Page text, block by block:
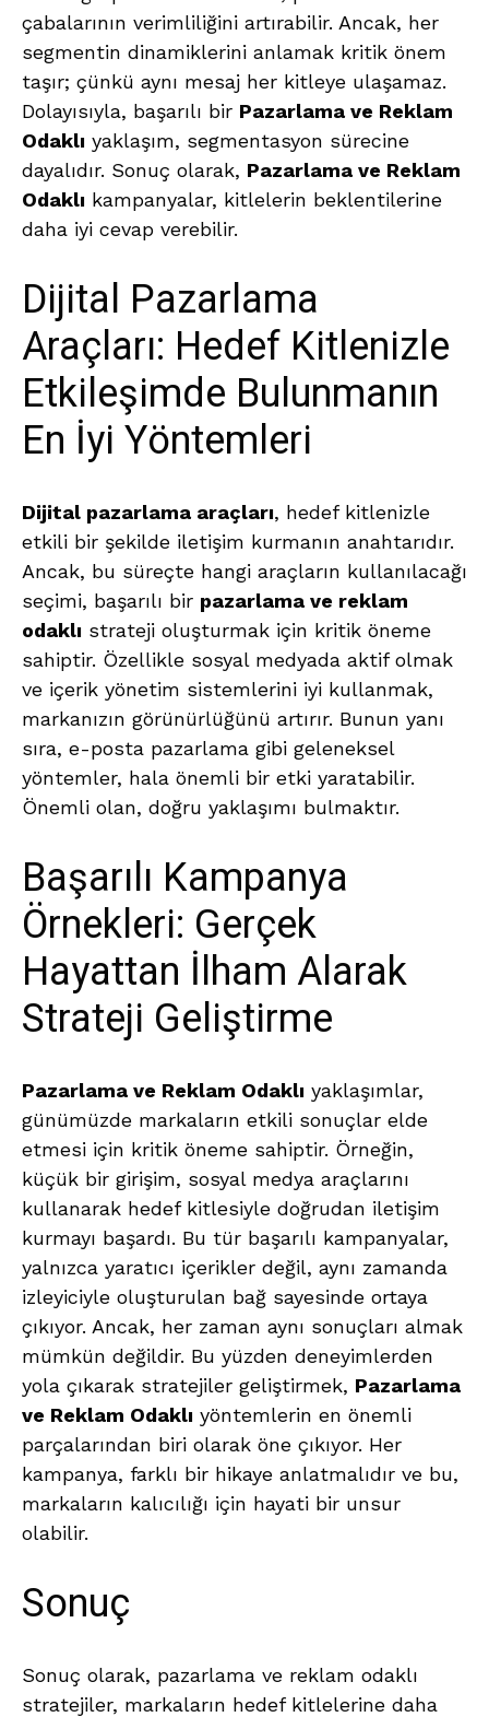
çabalarının verimliliğini artırabilir. Ancak, her
segmentin dinamiklerini anlamak kritik önem
taşır; çünkü aynı mesaj her kitleye ulaşamaz.
Dolayısıyla, başarılı bir Pazarlama ve Reklam
Odaklı yaklaşım, segmentasyon sürecine
dayalıdır. Sonuç olarak, Pazarlama ve Reklam
Odaklı kampanyalar, kitlelerin beklentilerine
daha iyi cevap verebilir.
Dijital Pazarlama
Araçları: Hedef Kitlenizle
Etkileşimde Bulunmanın
En İyi Yöntemleri
Dijital pazarlama araçları, hedef kitlenizle
etkili bir şekilde iletişim kurmanın anahtarıdır.
Ancak, bu süreçte hangi araçların kullanılacağı
seçimi, başarılı bir pazarlama ve reklam
odaklı strateji oluşturmak için kritik öneme
sahiptir. Özellikle sosyal medyada aktif olmak
ve içerik yönetim sistemlerini iyi kullanmak,
markanızın görünürlüğünü artırır. Bunun yanı
sıra, e-posta pazarlama gibi geleneksel
yöntemler, hala önemli bir etki yaratabilir.
Önemli olan, doğru yaklaşımı bulmaktır.
Başarılı Kampanya
Örnekleri: Gerçek
Hayattan İlham Alarak
Strateji Geliştirme
Pazarlama ve Reklam Odaklı yaklaşımlar,
günümüzde markaların etkili sonuçlar elde
etmesi için kritik öneme sahiptir. Örneğin,
küçük bir girişim, sosyal medya araçlarını
kullanarak hedef kitlesiyle doğrudan iletişim
kurmayı başardı. Bu tür başarılı kampanyalar,
yalnızca yaratıcı içerikler değil, aynı zamanda
izleyiciyle oluşturulan bağ sayesinde ortaya
çıkıyor. Ancak, her zaman aynı sonuçları almak
mümkün değildir. Bu yüzden deneyimlerden
yola çıkarak stratejiler geliştirmek, Pazarlama
ve Reklam Odaklı yöntemlerin en önemli
parçalarından biri olarak öne çıkıyor. Her
kampanya, farklı bir hikaye anlatmalıdır ve bu,
markaların kalıcılığı için hayati bir unsur
olabilir.
Sonuç
Sonuç olarak, pazarlama ve reklam odaklı
stratejiler, markaların hedef kitlelerine daha